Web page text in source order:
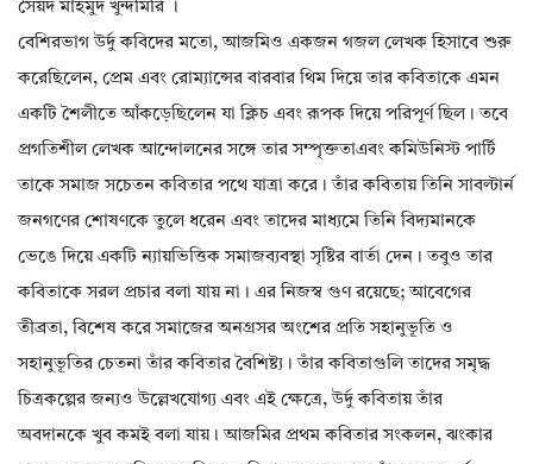
সৈয়দ মাহমুদ খুন্দমিরি ।
বেশিরভাগ উর্দু কবিদের মতো, আজমিও একজন গজল লেখক হিসাবে শুরু
করেছিলেন, প্রেম এবং রোম্যান্সের বারবার থিম দিয়ে তার কবিতাকে এমন
একটি শৈলীতে আঁকড়েছিলেন যা ক্লিচ এবং রূপক দিয়ে পরিপূর্ণ ছিল। তবে
প্রগতিশীল লেখক আন্দোলনের সঙ্গে তার সম্পৃক্ততাএবং কমিউনিস্ট পার্টি
তাকে সমাজ সচেতন কবিতার পথে যাত্রা করে। তাঁর কবিতায় তিনি সাবল্টার্ন
জনগণের শোষণকে তুলে ধরেন এবং তাদের মাধ্যমে তিনি বিদ্যমানকে
ভেঙে দিয়ে একটি ন্যায়ভিত্তিক সমাজব্যবস্থা সৃষ্টির বার্তা দেন। তবুও তার
কবিতাকে সরল প্রচার বলা যায় না। এর নিজস্ব গুণ রয়েছে; আবেগের
তীব্রতা, বিশেষ করে সমাজের অনগ্রসর অংশের প্রতি সহানুভূতি ও
সহানুভূতির চেতনা তাঁর কবিতার বৈশিষ্ট্য। তাঁর কবিতাগুলি তাদের সমৃদ্ধ
চিত্রকল্পের জন্যও উল্লেখযোগ্য এবং এই ক্ষেত্রে, উর্দু কবিতায় তাঁর
অবদানকে খুব কমই বলা যায়। আজমির প্রথম কবিতার সংকলন, ঝংকার